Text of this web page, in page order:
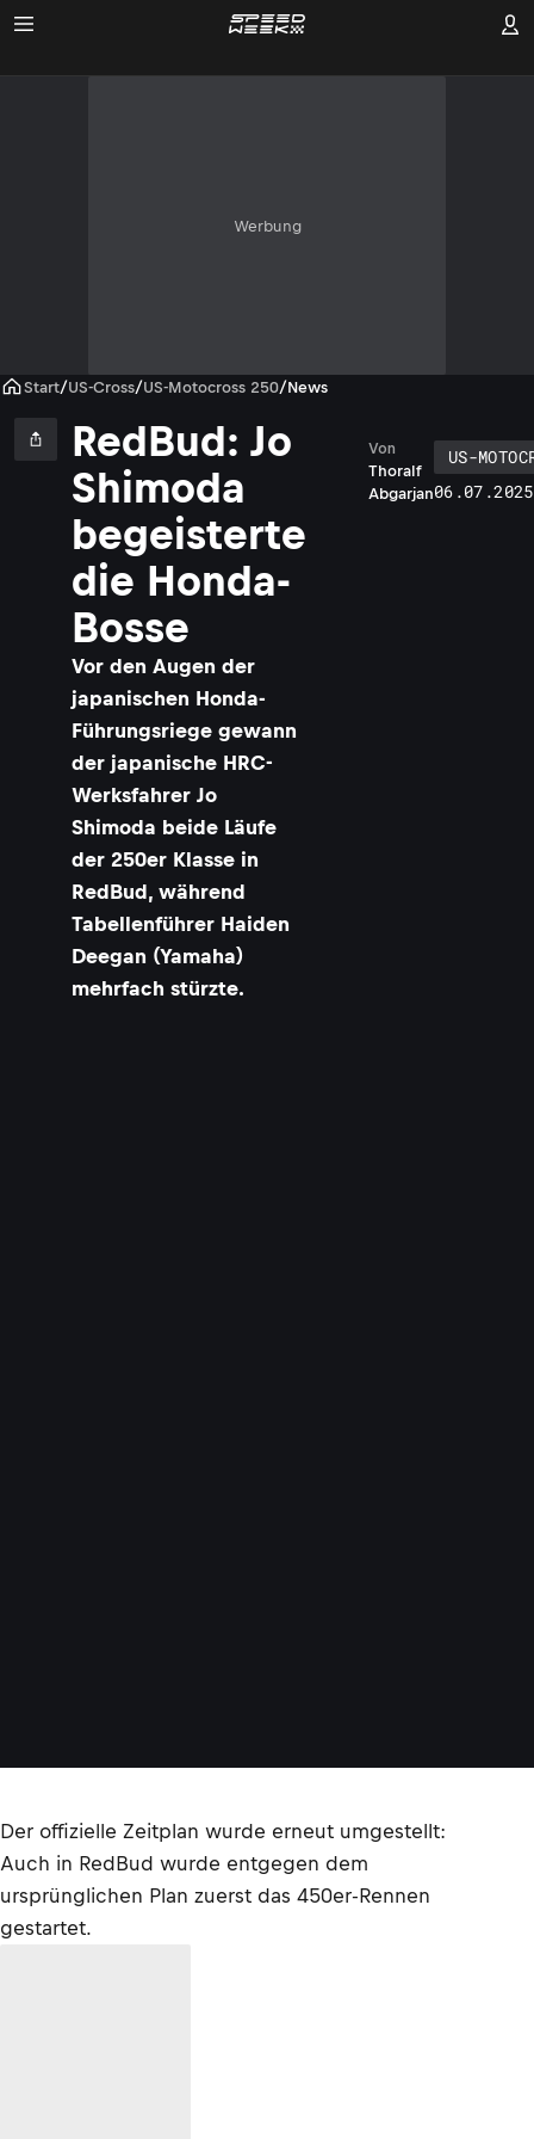
Werbung
Start/US-Cross/US-Motocross 250/News
RedBud: Jo
Shimoda
begeisterte
die Honda-
Bosse
Vor den Augen der
japanischen Honda-
Führungsriege gewann
der japanische HRC-
Werksfahrer Jo
Shimoda beide Läufe
der 250er Klasse in
RedBud, während
Tabellenführer Haiden
Deegan (Yamaha)
mehrfach stürzte.
Thoralf
Abgarjan
Von
US-
Der offizielle Zeitplan wurde erneut umgestellt:
Auch in RedBud wurde entgegen dem
ursprünglichen Plan zuerst das 450er-Rennen
gestartet.